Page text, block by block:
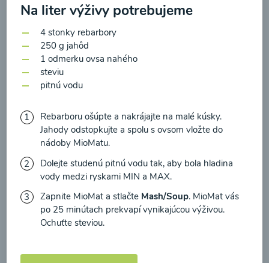
Brokolicové cappuccino
00:25
Kaše
Na liter výživy potrebujeme
4 stonky rebarbory
250 g jahôd
1 odmerku ovsa nahého
steviu
pitnú vodu
Rebarboru ošúpte a nakrájajte na malé kúsky.
Jahody odstopkujte a spolu s ovsom vložte do
nádoby MioMatu.
Dolejte studenú pitnú vodu tak, aby bola hladina
vody medzi ryskami MIN a MAX.
Zapnite MioMat a stlačte Mash/Soup. MioMat vás
po 25 minútach prekvapí vynikajúcou výživou.
Ochuťte steviou.
informácie o Ochrane osobných
údajova súhlasím s nimi.